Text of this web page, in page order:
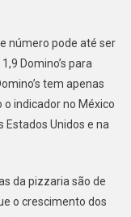
número pode até ser
Domino’s para
tem apenas
indicador no México
Estados Unidos e na
da pizzaria são de
o crescimento dos